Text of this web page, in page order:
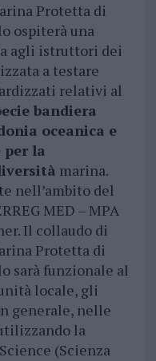
Protetta di
ospiterà una
agli istruttori dei
a testare
relativi al
bandiera
oceanica e
la
marina.
nell’ambito del
MED – MPA
Il collaudo di
Protetta di
sarà funzionale al
locale, gli
generale, nelle
la
(Scienza